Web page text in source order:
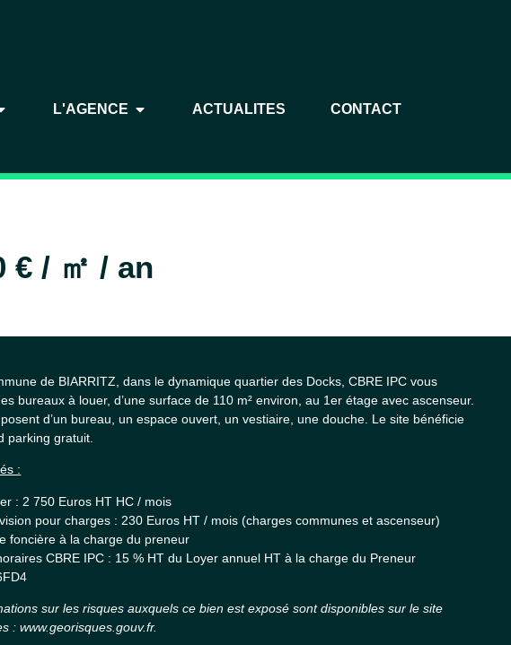
L'AGENCE ACTUALITES CONTACT
€ / ㎡ / an
de BIARRITZ, dans le dynamique quartier des Docks, CBRE IPC vous
bureaux à louer, d’une surface de 110 m² environ, au 1er étage avec ascenseur.
d’un bureau, un espace ouvert, un vestiaire, une douche. Le site bénéficie
parking gratuit.
:
: 2 750 Euros HT HC / mois
pour charges : 230 Euros HT / mois (charges communes et ascenseur)
foncière à la charge du preneur
CBRE IPC : 15 % HT du Loyer annuel HT à la charge du Preneur
sur les risques auxquels ce bien est exposé sont disponibles sur le site
: www.georisques.gouv.fr.